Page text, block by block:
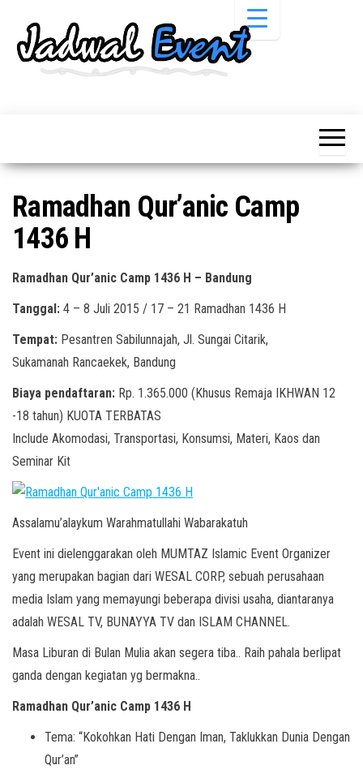
Pameran,
Acara &
Promo
Pameran,
Bazaar,
Workshop,
Ramadhan Qur’anic Camp
1436 H
Ramadhan Qur’anic Camp 1436 H – Bandung
Tanggal: 4 – 8 Juli 2015 / 17 – 21 Ramadhan 1436 H
Tempat: Pesantren Sabilunnajah, Jl. Sungai Citarik,
Sukamanah Rancaekek, Bandung
Biaya pendaftaran: Rp. 1.365.000 (Khusus Remaja IKHWAN 12
-18 tahun) KUOTA TERBATAS
Include Akomodasi, Transportasi, Konsumsi, Materi, Kaos dan
Seminar Kit
Assalamu’alaykum Warahmatullahi Wabarakatuh
Event ini dielenggarakan oleh MUMTAZ Islamic Event Organizer
yang merupakan bagian dari WESAL CORP, sebuah perusahaan
media Islam yang memayungi beberapa divisi usaha, diantaranya
adalah WESAL TV, BUNAYYA TV dan ISLAM CHANNEL.
Masa Liburan di Bulan Mulia akan segera tiba.. Raih pahala berlipat
ganda dengan kegiatan yg bermakna..
Ramadhan Qur’anic Camp 1436 H
Tema: “Kokohkan Hati Dengan Iman, Taklukkan Dunia Dengan
Qur’an”